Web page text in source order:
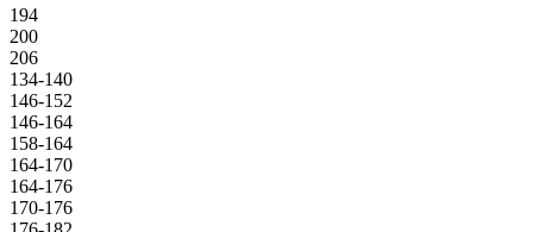
194
200
206
134-140
146-152
146-164
158-164
164-170
164-176
170-176